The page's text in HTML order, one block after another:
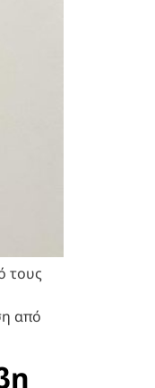
τους
από